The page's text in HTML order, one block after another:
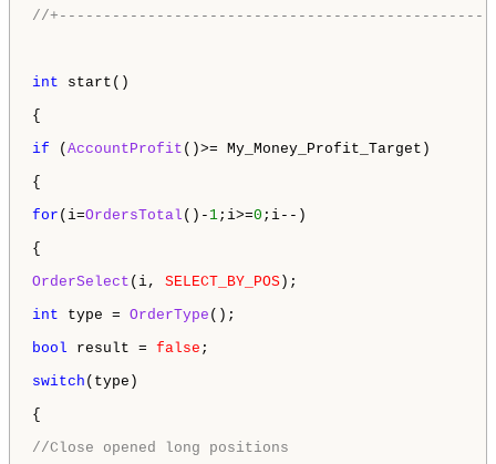
//
int start()
{
if (AccountProfit ()>= My_Money_Profit_Target)
{
for (i=OrdersTotal ()- 1;i>=0 ;i--)
{
OrderSelect (i, SELECT_BY_POS);
int type = OrderType ();
bool result = false ;
switch (type)
{
//Close opened long positions